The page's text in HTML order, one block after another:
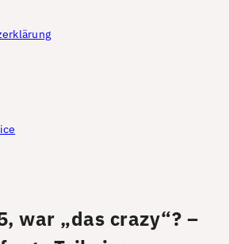
war „das crazy“? –